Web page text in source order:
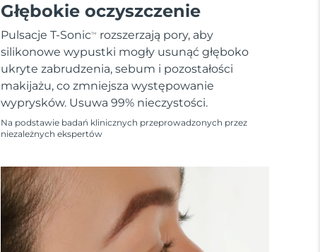
Głębokie oczyszczenie
Pulsacje T-SonicTM
rozszerzają pory, aby
silikonowe wypustki mogły usunąć głęboko
ukryte zabrudzenia, sebum i pozostałości
makijażu, co zmniejsza występowanie
wyprysków. Usuwa 99% nieczystości.
Na podstawie badań klinicznych przeprowadzonych przez
niezależnych ekspertów